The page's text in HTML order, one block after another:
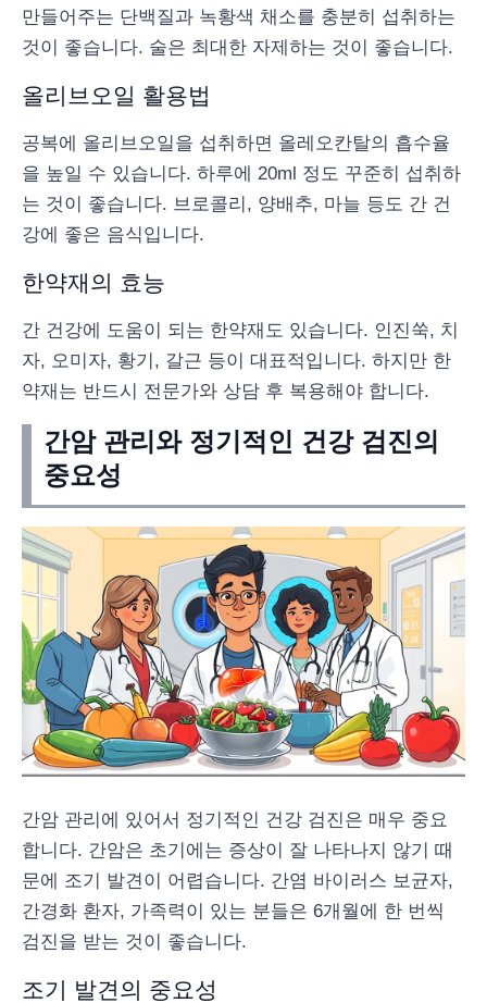
만들어주는 단백질과 녹황색 채소를 충분히 섭취하는
것이 좋습니다. 술은 최대한 자제하는 것이 좋습니다.
올리브오일 활용법
공복에 올리브오일을 섭취하면 올레오칸탈의 흡수율
을 높일 수 있습니다. 하루에 20ml 정도 꾸준히 섭취하
는 것이 좋습니다. 브로콜리, 양배추, 마늘 등도 간 건
강에 좋은 음식입니다.
한약재의 효능
간 건강에 도움이 되는 한약재도 있습니다. 인진쑥, 치
자, 오미자, 황기, 갈근 등이 대표적입니다. 하지만 한
약재는 반드시 전문가와 상담 후 복용해야 합니다.
간암 관리와 정기적인 건강 검진의
중요성
간암 관리에 있어서 정기적인 건강 검진은 매우 중요
합니다. 간암은 초기에는 증상이 잘 나타나지 않기 때
문에 조기 발견이 어렵습니다. 간염 바이러스 보균자,
간경화 환자, 가족력이 있는 분들은 6개월에 한 번씩
검진을 받는 것이 좋습니다.
조기 발견의 중요성